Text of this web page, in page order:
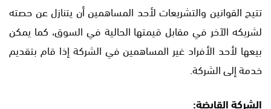
تتيح القوانين والتشريعات لأحد المساهمين أن يتنازل عن حصته
لشريكه الآخر في مقابل قيمتها الحالية في السوق، كما يمكن
بيعها لأحد الأفراد غير المساهمين في الشركة إذا قام بتقديم
خدمة إلى الشركة.
الشركة القابضة: